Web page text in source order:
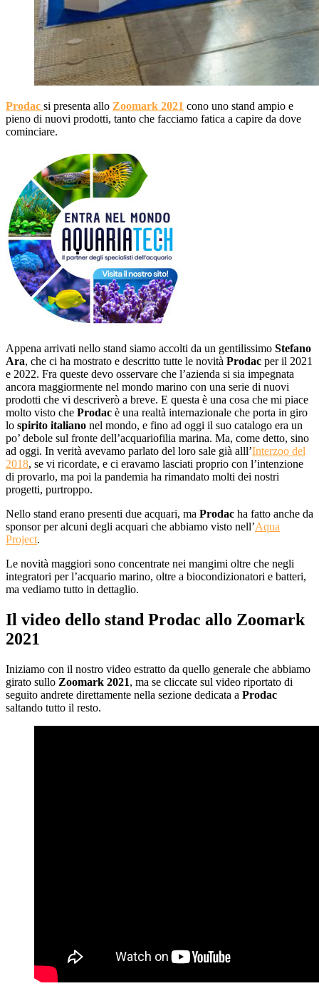
Prodac si presenta allo Zoomark 2021 cono uno stand ampio e
pieno di nuovi prodotti, tanto che facciamo fatica a capire da dove
cominciare.
Appena arrivati nello stand siamo accolti da un gentilissimo Stefano
Ara, che ci ha mostrato e descritto tutte le novità Prodac per il 2021
e 2022. Fra queste devo osservare che l’azienda si sia impegnata
ancora maggiormente nel mondo marino con una serie di nuovi
prodotti che vi descriverò a breve. E questa è una cosa che mi piace
molto visto che Prodac è una realtà internazionale che porta in giro
lo spirito italiano nel mondo, e fino ad oggi il suo catalogo era un
po’ debole sul fronte dell’acquariofilia marina. Ma, come detto, sino
ad oggi. In verità avevamo parlato del loro sale già alll’Interzoo del
2018, se vi ricordate, e ci eravamo lasciati proprio con l’intenzione
di provarlo, ma poi la pandemia ha rimandato molti dei nostri
progetti, purtroppo.
Nello stand erano presenti due acquari, ma Prodac ha fatto anche da
sponsor per alcuni degli acquari che abbiamo visto nell’Aqua
Project.
Le novità maggiori sono concentrate nei mangimi oltre che negli
integratori per l’acquario marino, oltre a biocondizionatori e batteri,
ma vediamo tutto in dettaglio.
Il video dello stand Prodac allo Zoomark
2021
Iniziamo con il nostro video estratto da quello generale che abbiamo
girato sullo Zoomark 2021, ma se cliccate sul video riportato di
seguito andrete direttamente nella sezione dedicata a Prodac
saltando tutto il resto.